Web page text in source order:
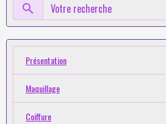
Présentation
Maquillage
Coiffure